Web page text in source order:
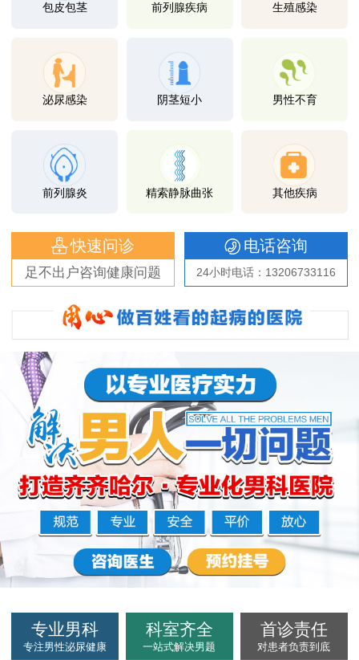
包皮包茎 前列腺疾病 生殖感染
泌尿感染 阴茎短小 男性不育
前列腺炎 精索静脉曲张 其他疾病
快速问诊
足不出户咨询健康问题
电话咨询
24小时电话：13206733116
专业男科
专注男性泌尿健康
科室齐全
一站式解决男题
首诊责任
对患者负责到底